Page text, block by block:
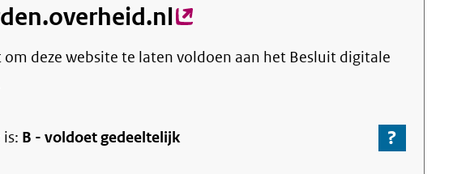
(externe
link)
deze website te laten voldoen aan het Besluit digitale
is: B - voldoet gedeeltelijk ?
Ga